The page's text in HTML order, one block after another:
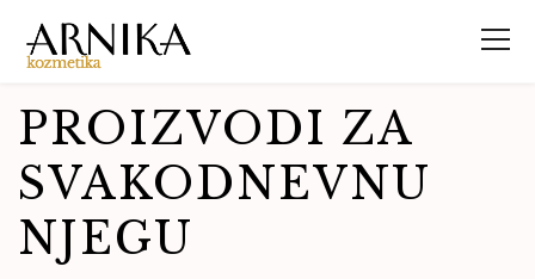
PROIZVODI ZA
SVAKODNEVNU
NJEGU